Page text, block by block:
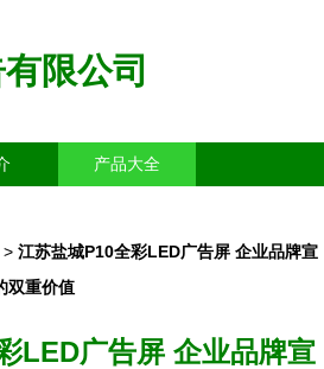
限公司
产品大全
> 江苏盐城P10全彩LED广告屏 企业品牌宣
双重价值
LED广告屏 企业品牌宣